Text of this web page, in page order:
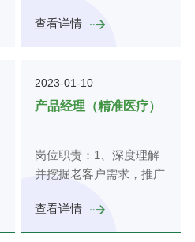
解其潜在需求，支持经销
商长期可持续发展；3、
潜在需求，促成客户二次
开发；4、及时催收应收
技术、医学、市场营销等
相关专科以上学历；2、
具有3年以上IVD产品、肿
临床精准医疗产品（质
谱、流式、测序仪器及配
主要面向的客户群体如医
院检验科、血液科、中心
产品入院流程及环节；
3、熟悉所在区域客户，
士以上分子生物学学历者
优先。任职资格：1、生
查看详情
2023-01-10
产品经理（精准医疗）
岗位职责：1、深度理解
并挖掘老客户需求，推广
为临床实验室制定精准医
学整体解决方案；3、为
查看详情